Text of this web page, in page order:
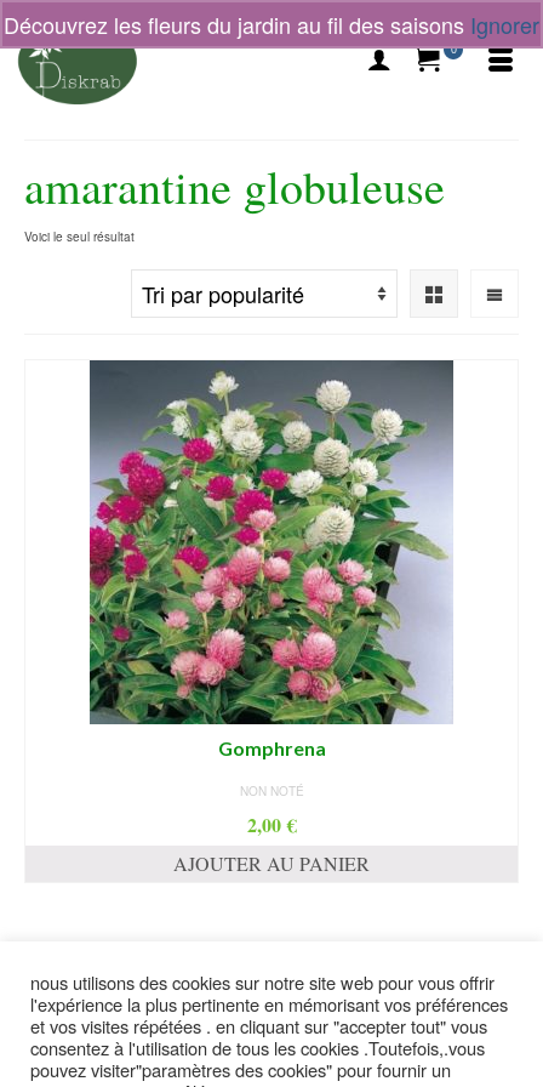
Découvrez les fleurs du jardin au fil des saisons Ignorer
0
amarantine globuleuse
Voici le seul résultat
Gomphrena
NON NOTÉ
2,00€
AJOUTER AU PANIER
suivez moi
contact plan du site Politique de confidentialité mentions légales
nous utilisons des cookies sur notre site web pour vous offrir
l'expérience la plus pertinente en mémorisant vos préférences
et vos visites répétées . en cliquant sur "accepter tout" vous
consentez à l'utilisation de tous les cookies .Toutefois,.vous
pouvez visiter"paramètres des cookies" pour fournir un